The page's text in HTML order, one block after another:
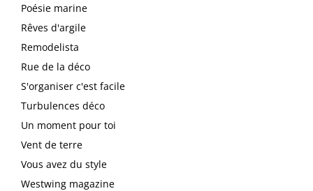
Poésie marine
Rêves d'argile
Remodelista
Rue de la déco
S'organiser c'est facile
Turbulences déco
Un moment pour toi
Vent de terre
Vous avez du style
Westwing magazine